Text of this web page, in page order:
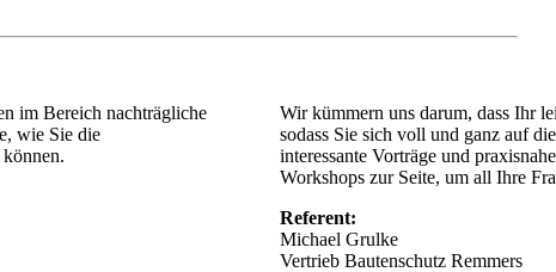
im Bereich nachträgliche
wie Sie die
Wir kümmern uns darum, dass Ihr
sodass Sie sich voll und ganz auf
interessante Vorträge und
Workshops zur Seite, um all Ihre
Referent:
Michael Grulke
Vertrieb Bautenschutz Remmers